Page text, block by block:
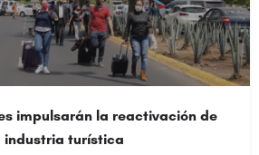
impulsarán la reactivación de
industria turística